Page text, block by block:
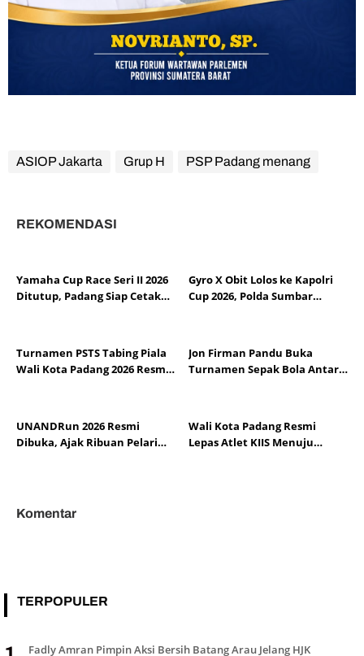
ASIOP Jakarta Grup H PSP Padang menang
REKOMENDASI
Yamaha Cup Race Seri II 2026
Ditutup, Padang Siap Cetak
Gyro X Obit Lolos ke Kapolri
Cup 2026, Polda Sumbar
Turnamen PSTS Tabing Piala
Wali Kota Padang 2026 Resmi
Jon Firman Pandu Buka
Turnamen Sepak Bola Antar
UNANDRun 2026 Resmi
Dibuka, Ajak Ribuan Pelari
Wali Kota Padang Resmi
Lepas Atlet KIIS Menuju
Komentar
TERPOPULER
Fadly Amran Pimpin Aksi Bersih Batang Arau Jelang HJK